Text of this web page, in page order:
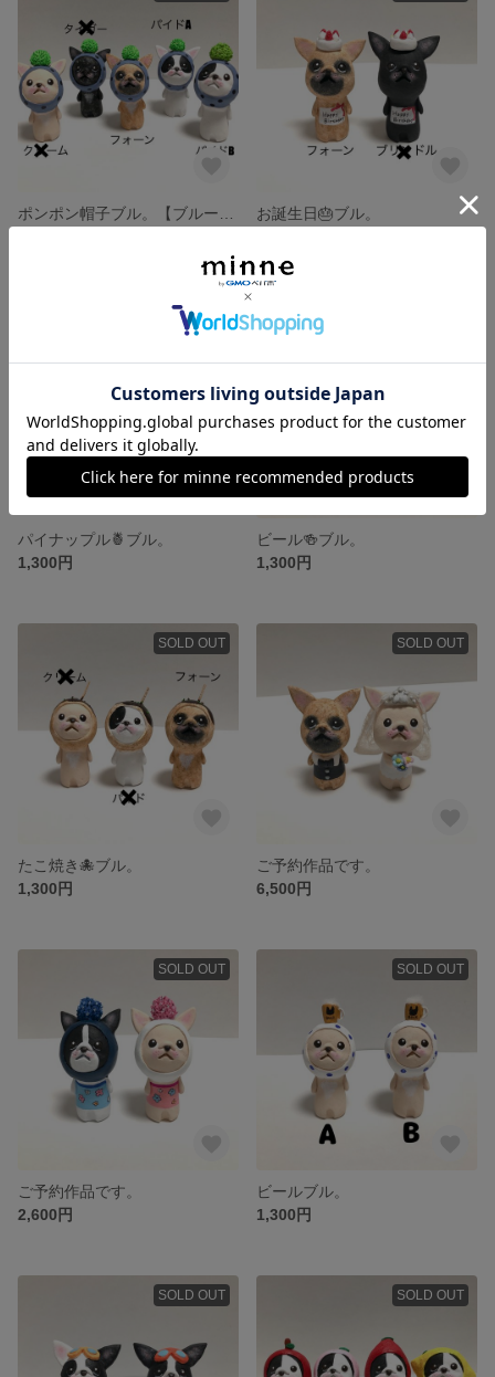
お誕生日🎂ブル。
SOLD OUT
パイナップル🍍ブル。
1,300円
ビール🍻ブル。
1,300円
SOLD OUT
たこ焼き🐙ブル。
1,300円
SOLD OUT
ご予約作品です。
6,500円
SOLD OUT
ご予約作品です。
2,600円
SOLD OUT
ビールブル。
1,300円
SOLD OUT SOLD OUT